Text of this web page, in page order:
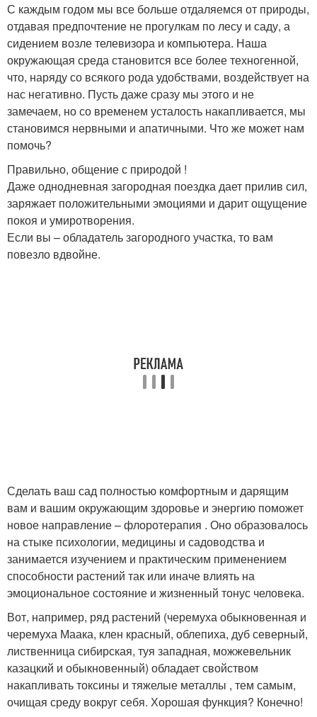
С каждым годом мы все больше отдаляемся от природы,
отдавая предпочтение не прогулкам по лесу и саду, а
сидением возле телевизора и компьютера. Наша
окружающая среда становится все более техногенной,
что, наряду со всякого рода удобствами, воздействует на
нас негативно. Пусть даже сразу мы этого и не
замечаем, но со временем усталость накапливается, мы
становимся нервными и апатичными. Что же может нам
помочь?
Правильно, общение с природой !
Даже однодневная загородная поездка дает прилив сил,
заряжает положительными эмоциями и дарит ощущение
покоя и умиротворения.
Если вы – обладатель загородного участка, то вам
повезло вдвойне.
Сделать ваш сад полностью комфортным и дарящим
вам и вашим окружающим здоровье и энергию поможет
новое направление – флоротерапия . Оно образовалось
на стыке психологии, медицины и садоводства и
занимается изучением и практическим применением
способности растений так или иначе влиять на
эмоциональное состояние и жизненный тонус человека.
Вот, например, ряд растений (черемуха обыкновенная и
черемуха Маака, клен красный, облепиха, дуб северный,
лиственница сибирская, туя западная, можжевельник
казацкий и обыкновенный) обладает свойством
накапливать токсины и тяжелые металлы , тем самым,
очищая среду вокруг себя. Хорошая функция? Конечно!